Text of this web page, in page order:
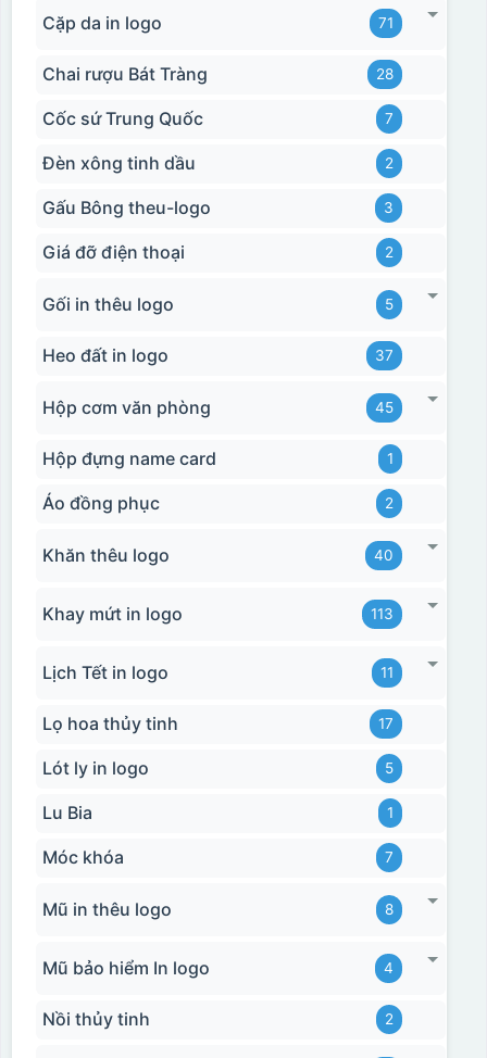
Cặp da in logo 71
Chai rượu Bát Tràng 28
Cốc sứ Trung Quốc 7
Đèn xông tinh dầu 2
Gấu Bông theu-logo 3
Giá đỡ điện thoại 2
Gối in thêu logo 5
Heo đất in logo 37
Hộp cơm văn phòng 45
Hộp đựng name card 1
Áo đồng phục 2
Khăn thêu logo 40
Khay mứt in logo 113
Lịch Tết in logo 11
Lọ hoa thủy tinh 17
Lót ly in logo 5
Lu Bia 1
Móc khóa 7
Mũ in thêu logo 8
Mũ bảo hiểm In logo 4
Nồi thủy tinh 2